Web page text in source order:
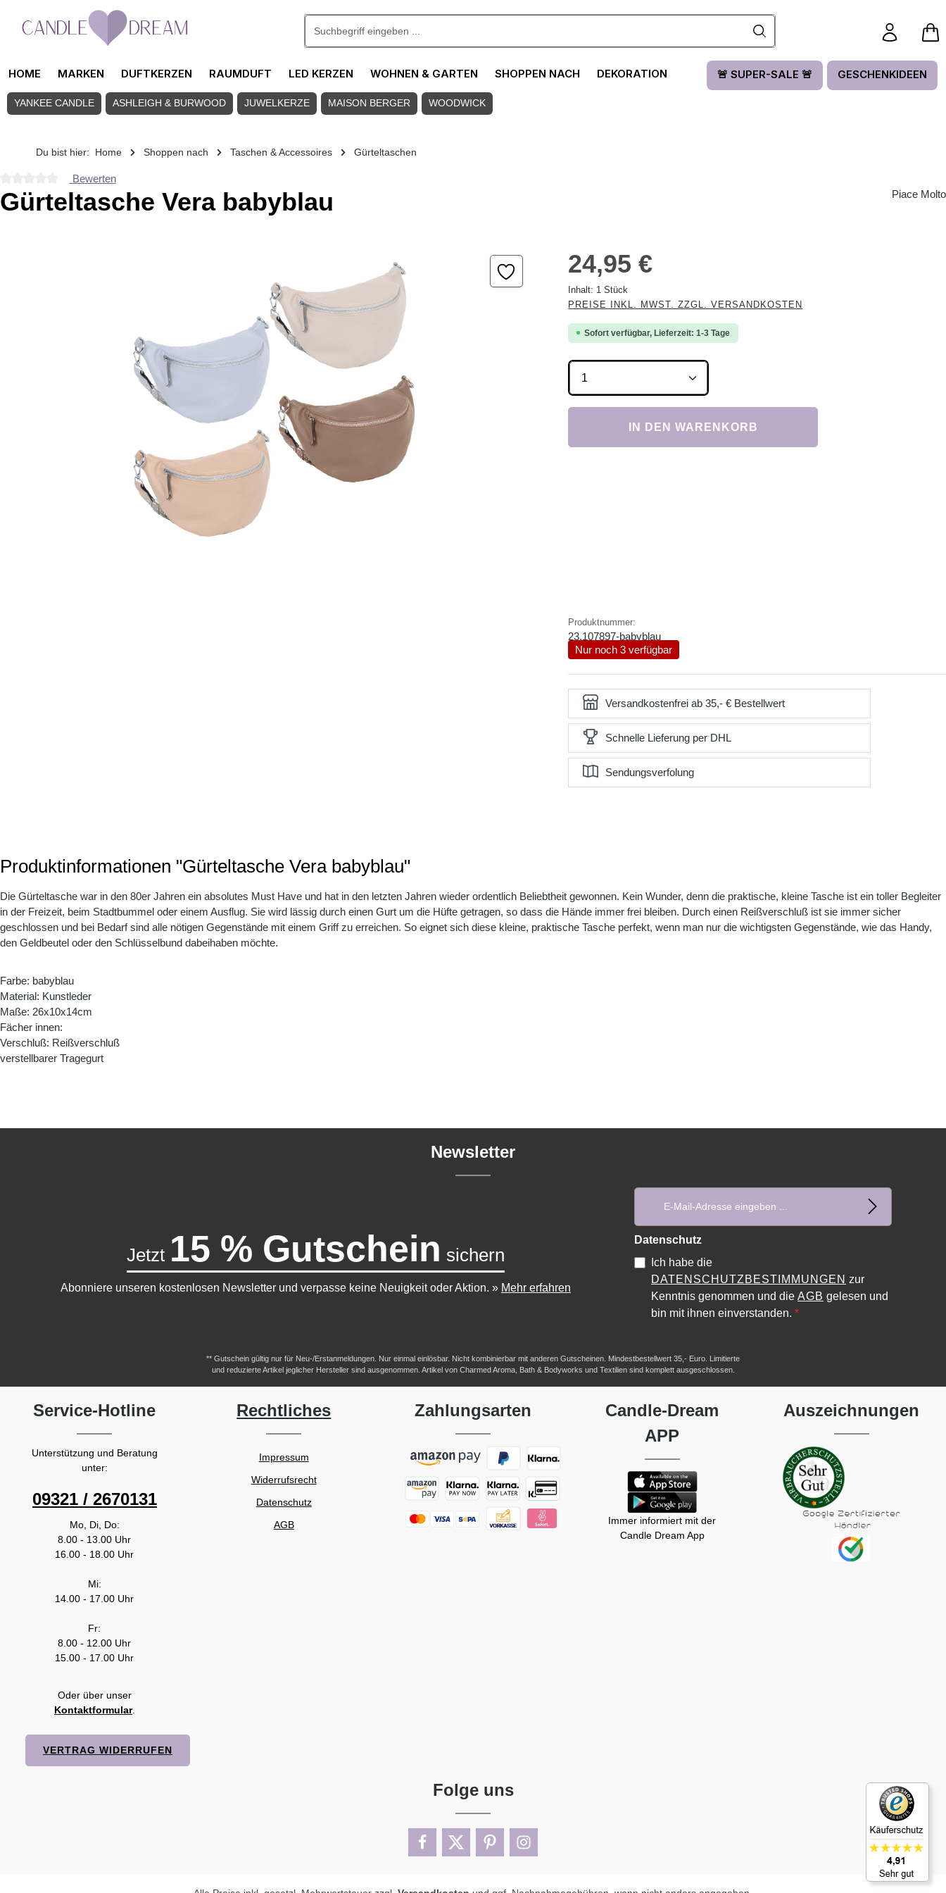
Zum Hauptinhalt springen
HOME MARKEN DUFTKERZEN RAUMDUFT LED KERZEN WOHNEN & GARTEN SHOPPEN NACH DEKORATION 🚨 SUPER-SALE 🚨 GESCHENKIDEEN
YANKEE CANDLE ASHLEIGH & BURWOOD JUWELKERZE MAISON BERGER WOODWICK
Du bist hier: Home Shoppen nach Taschen & Accessoires Gürteltaschen
Durchschnittliche Bewertung von 0 von 5 Sternen
Bewerten
Gürteltasche Vera babyblau Piace Molto
24,95 €
Inhalt: 1 Stück
PREISE INKL. MWST. ZZGL. VERSANDKOSTEN
Sofort verfügbar, Lieferzeit: 1-3 Tage
Produkt Anzahl: Gib den gewünschten Wert ein
IN DEN WARENKORB
Produktnummer:
23.107897-babyblau
Nur noch 3 verfügbar
Versandkostenfrei ab 35,- € Bestellwert
Schnelle Lieferung per DHL
Sendungsverfolung
Produktinformationen "Gürteltasche Vera babyblau"
Die Gürteltasche war in den 80er Jahren ein absolutes Must Have und hat in den letzten Jahren wieder ordentlich Beliebtheit gewonnen. Kein Wunder, denn die praktische, kleine Tasche ist ein toller Begleiter
in der Freizeit, beim Stadtbummel oder einem Ausflug. Sie wird lässig durch einen Gurt um die Hüfte getragen, so dass die Hände immer frei bleiben. Durch einen Reißverschluß ist sie immer sicher
geschlossen und bei Bedarf sind alle nötigen Gegenstände mit einem Griff zu erreichen. So eignet sich diese kleine, praktische Tasche perfekt, wenn man nur die wichtigsten Gegenstände, wie das Handy,
den Geldbeutel oder den Schlüsselbund dabeihaben möchte.
Farbe: babyblau
Material: Kunstleder
Maße: 26x10x14cm
Fächer innen:
Verschluß: Reißverschluß
verstellbarer Tragegurt
Newsletter
Jetzt 15 % Gutschein sichern
Abonniere unseren kostenlosen Newsletter und verpasse keine Neuigkeit oder Aktion. » Mehr erfahren
Datenschutz
Ich habe die
DATENSCHUTZBESTIMMUNGEN zur
Kenntnis genommen und die AGB gelesen und
bin mit ihnen einverstanden. *
** Gutschein gültig nur für Neu-/Erstanmeldungen. Nur einmal einlösbar. Nicht kombinierbar mit anderen Gutscheinen. Mindestbestellwert 35,- Euro. Limitierte
und reduzierte Artikel jeglicher Hersteller sind ausgenommen. Artikel von Charmed Aroma, Bath & Bodyworks und Textilien sind komplett ausgeschlossen.
Service-Hotline
Unterstützung und Beratung
unter:
09321 / 2670131
Mo, Di, Do:
8.00 - 13.00 Uhr
16.00 - 18.00 Uhr
Mi:
14.00 - 17.00 Uhr
Fr:
8.00 - 12.00 Uhr
15.00 - 17.00 Uhr
Oder über unser
Kontaktformular.
VERTRAG WIDERRUFEN
Rechtliches
Impressum
Widerrufsrecht
Datenschutz
AGB
Zahlungsarten
Candle-Dream
APP
Immer informiert mit der
Candle Dream App
Auszeichnungen
Folge uns